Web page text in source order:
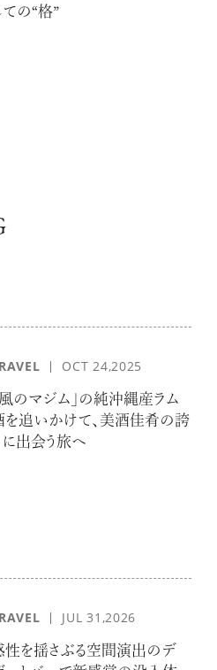
ての“格”
OCT 24,2025
風のマジム」の純沖縄産ラム
を追いかけて、美酒佳肴の誇
に出会う旅へ
JUL 31,2026
性を揺さぶる空間演出のデ